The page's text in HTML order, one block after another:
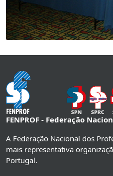
FENPROF - Federação
A Federação Nacional dos
mais representativa
Portugal.